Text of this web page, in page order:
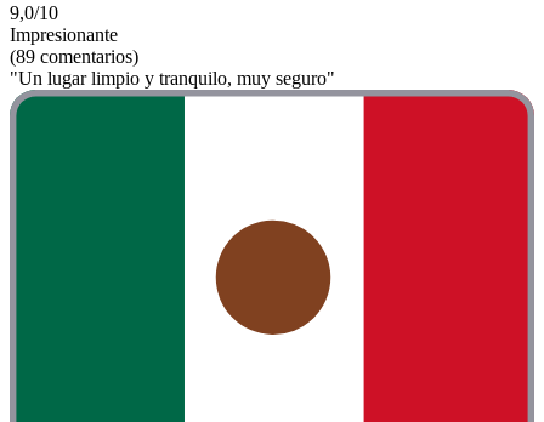
9,0/10
Impresionante
(89 comentarios)
"Un lugar limpio y tranquilo, muy seguro"